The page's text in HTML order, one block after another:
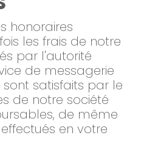
honoraires
les frais de notre
par l'autorité
de messagerie
sont satisfaits par le
de notre société
de même
en votre